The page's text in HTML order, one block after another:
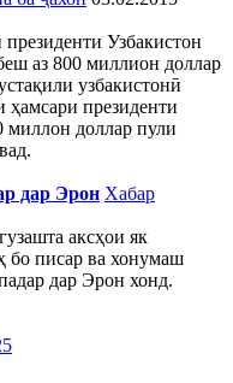
Узбакистон
аз 800 миллион доллар
узбакистонӣ
ҳамсари президенти
миллон доллар пули
дар Эрон Хабар
аксҳои як
бо писар ва хонумаш
дар Эрон хонд.